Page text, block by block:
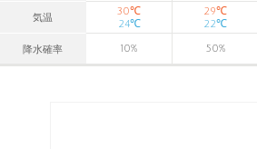
気温
30℃
24℃
29℃
22℃
降水確率 10% 50%